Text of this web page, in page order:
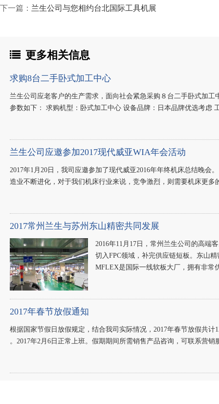
下一篇： 兰生公司与您相约台北国际工具机展
更多相关信息
求购8台二手卧式加工中心
兰生公司应老客户的生产需求，面向社会紧急采购８台二手卧式加
参数如下： 求购机型：卧式加工中心 设备品牌：日本品牌优选考虑
兰生公司应邀参加2017现代威亚WIA年会活动
2017年1月20日，我司应邀参加了现代威亚2016年年终机床总结晚会
造业不断进化，对于我们机床行业来说，竞争激烈，则需要机床更
2017常州兰生与苏州东山精密共同发展
2016年11月17日，常州兰生公司的高
切入FPC领域，补完供应链短板。东山
MFLEX是国际一线软板大厂，拥有非常
2017年春节放假通知
根据国家节假日放假规定，结合我司实际情况，2017年春节放假共
。2017年2月6日正常上班。假期期间所需销售产品咨询，可联系营销